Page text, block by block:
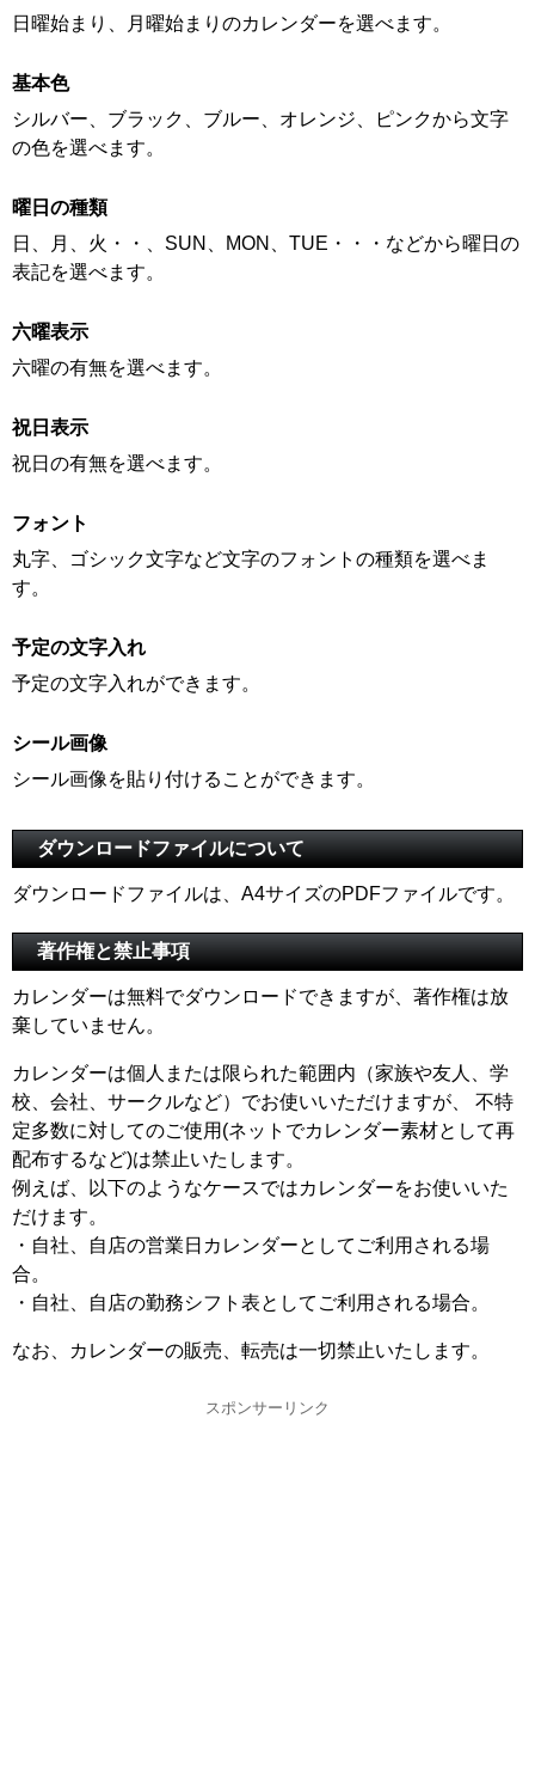
日曜始まり、月曜始まりのカレンダーを選べます。
基本色
シルバー、ブラック、ブルー、オレンジ、ピンクから文字
の色を選べます。
曜日の種類
日、月、火・・、SUN、MON、TUE・・・などから曜日の
表記を選べます。
六曜表示
六曜の有無を選べます。
祝日表示
祝日の有無を選べます。
フォント
丸字、ゴシック文字など文字のフォントの種類を選べま
す。
予定の文字入れ
予定の文字入れができます。
シール画像
シール画像を貼り付けることができます。
ダウンロードファイルについて
ダウンロードファイルは、A4サイズのPDFファイルです。
著作権と禁止事項
カレンダーは無料でダウンロードできますが、著作権は放
棄していません。
カレンダーは個人または限られた範囲内（家族や友人、学
校、会社、サークルなど）でお使いいただけますが、 不特
定多数に対してのご使用(ネットでカレンダー素材として再
配布するなど)は禁止いたします。
例えば、以下のようなケースではカレンダーをお使いいた
だけます。
・自社、自店の営業日カレンダーとしてご利用される場
合。
・自社、自店の勤務シフト表としてご利用される場合。
なお、カレンダーの販売、転売は一切禁止いたします。
スポンサーリンク